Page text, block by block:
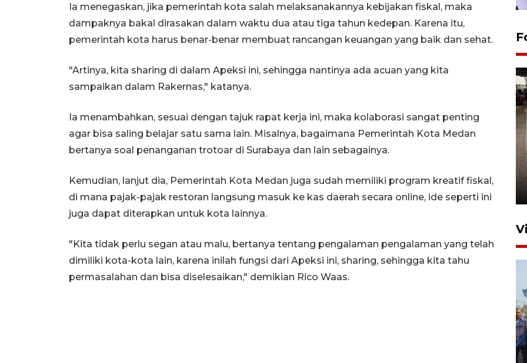
Ia menegaskan, jika pemerintah kota salah melaksanakannya kebijakan fiskal, maka
dampaknya bakal dirasakan dalam waktu dua atau tiga tahun kedepan. Karena itu,
pemerintah kota harus benar-benar membuat rancangan keuangan yang baik dan sehat.
"Artinya, kita sharing di dalam Apeksi ini, sehingga nantinya ada acuan yang kita
sampaikan dalam Rakernas," katanya.
Ia menambahkan, sesuai dengan tajuk rapat kerja ini, maka kolaborasi sangat penting
agar bisa saling belajar satu sama lain. Misalnya, bagaimana Pemerintah Kota Medan
bertanya soal penanganan trotoar di Surabaya dan lain sebagainya.
Kemudian, lanjut dia, Pemerintah Kota Medan juga sudah memiliki program kreatif fiskal,
di mana pajak-pajak restoran langsung masuk ke kas daerah secara online, ide seperti ini
juga dapat diterapkan untuk kota lainnya.
"Kita tidak perlu segan atau malu, bertanya tentang pengalaman pengalaman yang telah
dimiliki kota-kota lain, karena inilah fungsi dari Apeksi ini, sharing, sehingga kita tahu
permasalahan dan bisa diselesaikan," demikian Rico Waas.
Sabang meningkat